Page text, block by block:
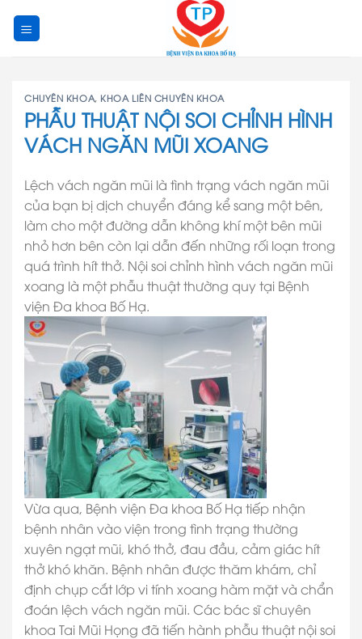
CHUYÊN KHOA, KHOA LIÊN CHUYÊN KHOA
PHẪU THUẬT NỘI SOI CHỈNH HÌNH
VÁCH NGĂN MŨI XOANG
Lệch vách ngăn mũi là tình trạng vách ngăn mũi
của bạn bị dịch chuyển đáng kể sang một bên,
làm cho một đường dẫn không khí một bên mũi
nhỏ hơn bên còn lại dẫn đến những rối loạn trong
quá trình hít thở. Nội soi chỉnh hình vách ngăn mũi
xoang là một phẫu thuật thường quy tại Bệnh
viện Đa khoa Bố Hạ.
Vừa qua, Bệnh viện Đa khoa Bố Hạ tiếp nhận
bệnh nhân vào viện trong tình trạng thường
xuyên ngạt mũi, khó thở, đau đầu, cảm giác hít
thở khó khăn. Bệnh nhân được thăm khám, chỉ
định chụp cắt lớp vi tính xoang hàm mặt và chẩn
đoán lệch vách ngăn mũi. Các bác sĩ chuyên
khoa Tai Mũi Họng đã tiến hành phẫu thuật nội soi